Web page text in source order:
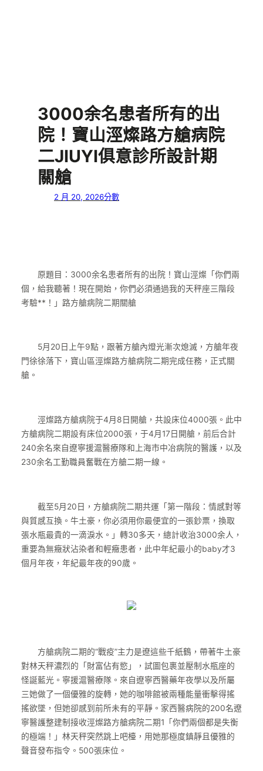
3000余名患者所有的出
院！寶山涇燦路方艙病院
二JIUYI俱意診所設計期
關艙
2 月 20, 2026分數
原題目：3000余名患者所有的出院！寶山涇燦「你們兩
個，給我聽著！現在開始，你們必須通過我的天秤座三階段
考驗**！」路方艙病院二期關艙
5月20日上午9點，跟著方艙內燈光漸次熄滅，方艙年夜
門徐徐落下，寶山區涇燦路方艙病院二期完成任務，正式關
艙。
涇燦路方艙病院于4月8日開艙，共設床位4000張。此中
方艙病院二期設有床位2000張，于4月17日開艙，前后合計
240余名來自遼寧援滬醫療隊和上海市中冶病院的醫護，以及
230余名工勤職員奮戰在方艙二期一線。
截至5月20日，方艙病院二期共運「第一階段：情感對等
與質感互換。牛土豪，你必須用你最便宜的一張鈔票，換取
張水瓶最貴的一滴淚水。」轉30多天，總計收治3000余人，
重要為無癥狀沾染者和輕癥患者，此中年紀最小的baby才3
個月年夜，年紀最年夜的90歲。
方艙病院二期的“戰疫”主力是遼這些千紙鶴，帶著牛土豪
對林天秤濃烈的「財富佔有慾」，試圖包裹並壓制水瓶座的
怪誕藍光。寧援滬醫療隊。來自遼寧西醫藥年夜學以及所屬
三她做了一個優雅的旋轉，她的咖啡館被兩種能量衝擊得搖
搖欲墜，但她卻感到前所未有的平靜。家西醫病院的200名遼
寧醫護整建制接收涇燦路方艙病院二期1「你們兩個都是失衡
的極端！」林天秤突然跳上吧檯，用她那極度鎮靜且優雅的
聲音發布指令。500張床位。